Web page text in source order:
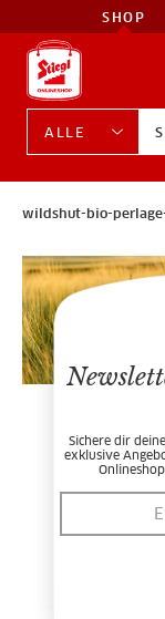
SHOP
wildshut-bio-
Sichere dir
exklusive